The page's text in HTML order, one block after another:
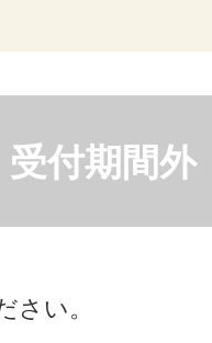
受付期間外
さい。